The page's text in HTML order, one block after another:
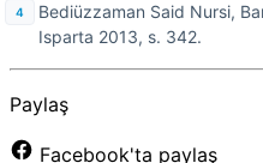
Bediüzzaman Said Nursi,
Isparta 2013, s. 342.
Paylaş
Facebook'ta paylaş